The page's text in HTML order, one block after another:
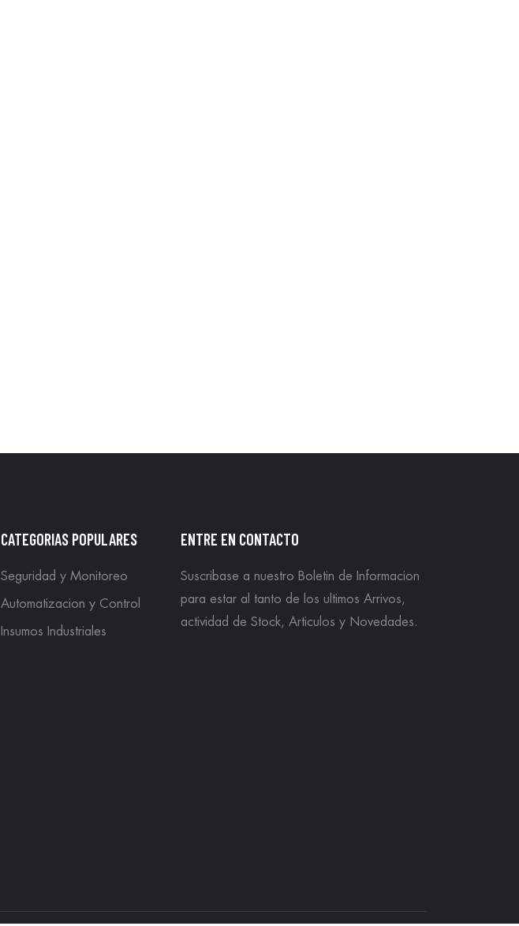
CATEGORIAS POPULARES
Seguridad y Monitoreo
Automatizacion y Control
Insumos Industriales
ENTRE EN CONTACTO
Suscribase a nuestro Boletin de Informacion
para estar al tanto de los ultimos Arrivos,
actividad de Stock, Articulos y Novedades.